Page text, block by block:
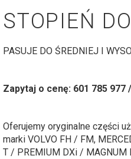
STOPIEŃ
PASUJE DO ŚREDNIEJ I
Zapytaj o cenę: 601 785 977
Oferujemy oryginalne części
marki VOLVO FH / FM,
T / PREMIUM DXi /